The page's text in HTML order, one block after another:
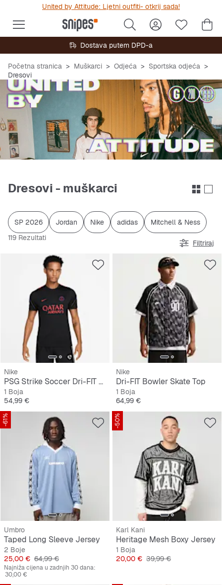
United by Attitude: Ljetni outfiti- otkrij sada!
Dostava putem DPD-a
Početna stranica Muškarci Odjeća
Sportska odjeća
Dresovi
Dresovi - muškarci
SP 2026 Jordan Nike adidas
Mitchell & Ness
119 Rezultati
Filtriraj
Nike
PSG Strike Soccer Dri-FIT Short-Sleeve Top
1 Boja
Cijena
54,99 €
Nike
Dri-FIT Bowler Skate Top
1 Boja
Cijena
64,99 €
-61%
Umbro
Taped Long Sleeve Jersey
2 Boje
Cijena
25,00 € Originalna cijena
64,99 €
Najniža cijena u zadnjih 30 dana:
30,00 €
-50%
Karl Kani
Heritage Mesh Boxy Jersey
1 Boja
Cijena
20,00 € Originalna cijena
39,99 €